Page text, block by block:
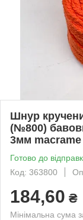
Шнур
(№800)
3мм
Готово до
Код: 363800
184,60 ₴
Мінімальна сума